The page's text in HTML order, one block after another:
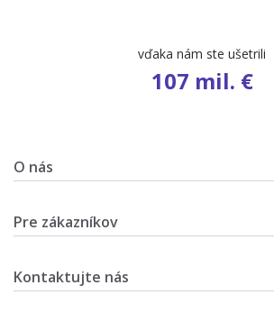
počet ponúk
9 495
O nás
Pre zákazníkov
Kontaktujte nás